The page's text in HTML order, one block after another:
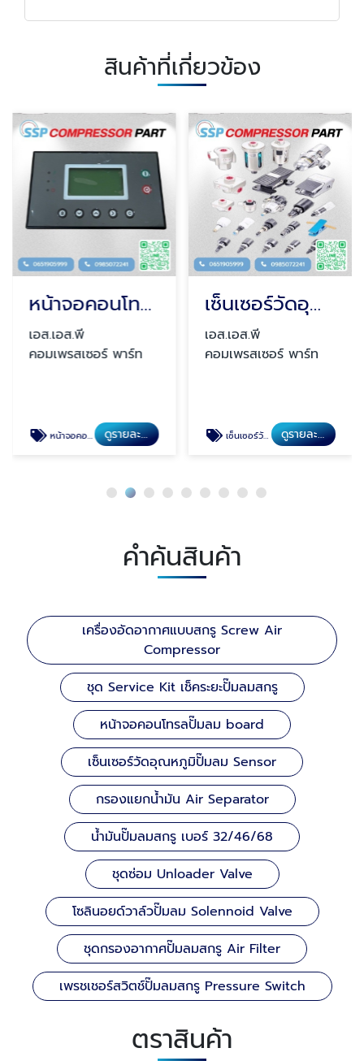
สินค้าที่เกี่ยวข้อง
หน้าจอคอนโทรลปั๊มลม board
เอส.เอส.พี
คอมเพรสเซอร์ พาร์ท
หน้าจอคอนโทรลปั๊มลม board ดูรายละเอียด
เซ็นเซอร์วัดอุณหภูมิปั๊มลม Sensor
เอส.เอส.พี
คอมเพรสเซอร์ พาร์ท
เซ็นเซอร์วัดอุณหภูมิปั๊มลม Sensor ดูรายละเอียด
คำค้นสินค้า
เครื่องอัดอากาศแบบสกรู Screw Air
Compressor
ชุด Service Kit เช็คระยะปั๊มลมสกรู
หน้าจอคอนโทรลปั๊มลม board
เซ็นเซอร์วัดอุณหภูมิปั๊มลม Sensor
กรองแยกน้ำมัน Air Separator
น้ำมันปั๊มลมสกรู เบอร์ 32/46/68
ชุดซ่อม Unloader Valve
โซลินอยด์วาล์วปั๊มลม Solennoid Valve
ชุดกรองอากาศปั๊มลมสกรู Air Filter
เพรชเชอร์สวิตช์ปั๊มลมสกรู Pressure Switch
ตราสินค้า